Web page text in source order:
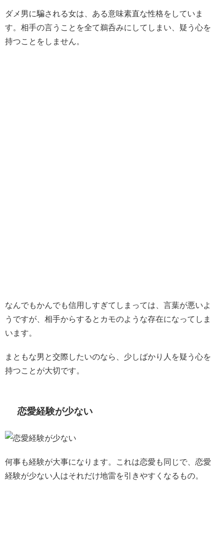
ダメ男に騙される女は、ある意味素直な性格をしていま
す。相手の言うことを全て鵜呑みにしてしまい、疑う心を
持つことをしません。
なんでもかんでも信用しすぎてしまっては、言葉が悪いよ
うですが、相手からするとカモのような存在になってしま
います。
まともな男と交際したいのなら、少しばかり人を疑う心を
持つことが大切です。
恋愛経験が少ない
何事も経験が大事になります。これは恋愛も同じで、恋愛
経験が少ない人はそれだけ地雷を引きやすくなるもの。